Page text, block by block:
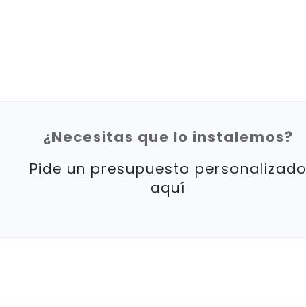
¿Necesitas que lo instalemos?
Pide un presupuesto personalizado
aquí